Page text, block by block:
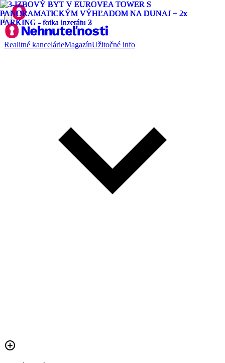
Realitné kancelárieMagazínUžitočné info